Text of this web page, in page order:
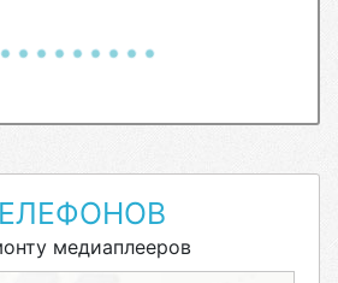
медиаплееров